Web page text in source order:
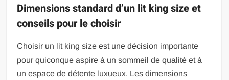
Dimensions standard d’un lit king size et
conseils pour le choisir
Choisir un lit king size est une décision importante
pour quiconque aspire à un sommeil de qualité et à
un espace de détente luxueux. Les dimensions